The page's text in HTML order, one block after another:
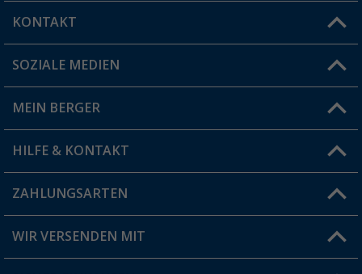
KONTAKT
Du hast eine Frage?
Filiale finden
SOZIALE MEDIEN
MEIN BERGER
Vorteilskarte
Blog
Jobs & Karriere
HILFE & KONTAKT
FAQ & Kontakt
Versandinformationen
ZAHLUNGSARTEN
WIR VERSENDEN MIT